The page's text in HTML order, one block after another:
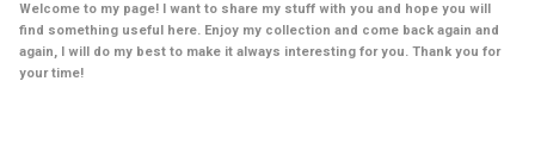
Welcome to my page! I want to share my stuff with you and hope you will
find something useful here. Enjoy my collection and come back again and
again, I will do my best to make it always interesting for you. Thank you for
your time!